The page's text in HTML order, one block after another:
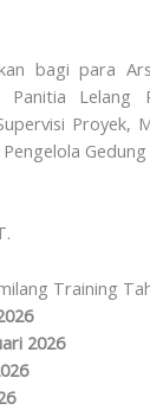
bagi para
Panitia Lelang
Proyek,
Training
2026